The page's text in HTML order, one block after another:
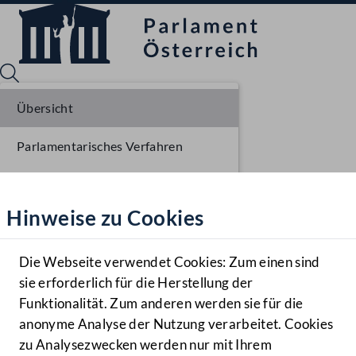
Hilfe
Benutzer
Navigationsmenü öffnen
MENÜ
Hinweise zu Cookies
Die Webseite verwendet Cookies: Zum einen sind
sie erforderlich für die Herstellung der
Funktionalität. Zum anderen werden sie für die
anonyme Analyse der Nutzung verarbeitet. Cookies
zu Analysezwecken werden nur mit Ihrem
Übersicht
Parlamentarisches Verfahren